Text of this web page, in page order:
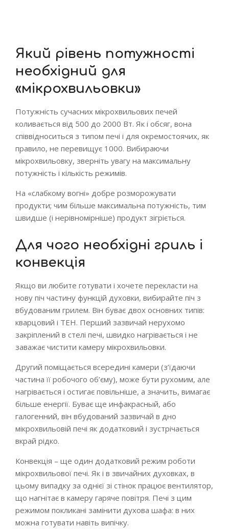
Який рівень потужності
необхідний для
«мікрохвильовки»
Потужність сучасних мікрохвильових печей
коливається від 500 до 2000 Вт. Як і обсяг, вона
співвідноситься з типом печі і для окремостоячих, як
правило, не перевищує 1000. Вибираючи
мікрохвильовку, зверніть увагу на максимальну
потужність і кількість режимів.
На «слабкому вогні» добре розморожувати
продукти; чим більше максимальна потужність, тим
швидше (і нерівномірніше) продукт зігріється.
Для чого необхідні гриль і
конвекція
Якщо ви любите готувати і хочете перекласти на
нову піч частину функцій духовки, вибирайте піч з
вбудованим грилем. Він буває двох основних типів:
кварцовий і ТЕН. Перший зазвичай нерухомо
закріплений в стелі печі, швидко нагрівається і не
заважає чистити камеру мікрохвильовки.
Другий поміщається всередині камери (з’їдаючи
частина її робочого об’єму), може бути рухомим, але
нагрівається і остигає повільніше, а значить, вимагає
більше енергії. Буває ще инфакрасный, або
галогенний, він вбудований зазвичай в дно
мікрохвильовій печі як додатковий і зустрічається
вкрай рідко.
Конвекція – ще один додатковий режим роботи
мікрохвильової печі. Як і в звичайних духовках, в
цьому випадку за однієї зі стінок працює вентилятор,
що нагнітає в камеру гаряче повітря. Печі з цим
режимом покликані замінити духова шафа: в них
можна готувати навіть випічку.